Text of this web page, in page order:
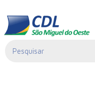
Informativo